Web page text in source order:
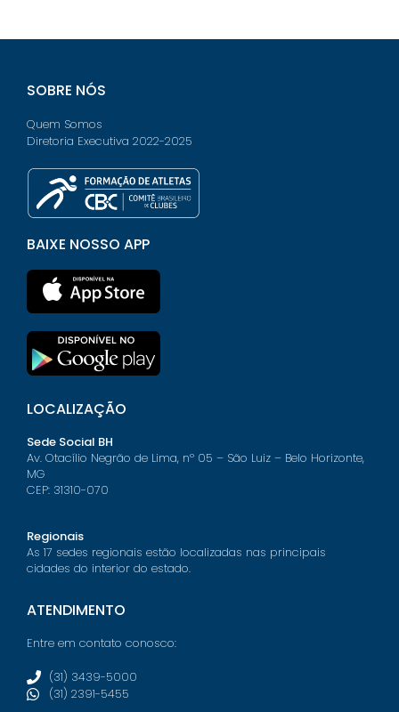
SOBRE NÓS
Quem Somos
Diretoria Executiva 2022-2025
BAIXE NOSSO APP
LOCALIZAÇÃO
Sede Social BH
Av. Otacílio Negrão de Lima, nº 05 – São Luiz – Belo Horizonte,
MG
CEP: 31310-070
Regionais
As 17 sedes regionais estão localizadas nas principais
cidades do interior do estado.
ATENDIMENTO
Entre em contato conosco:
(31) 3439-5000
(31) 2391-5455